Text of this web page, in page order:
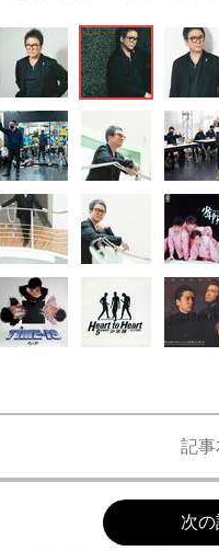
川真由美（享年86）が鹿児島
記事
次の